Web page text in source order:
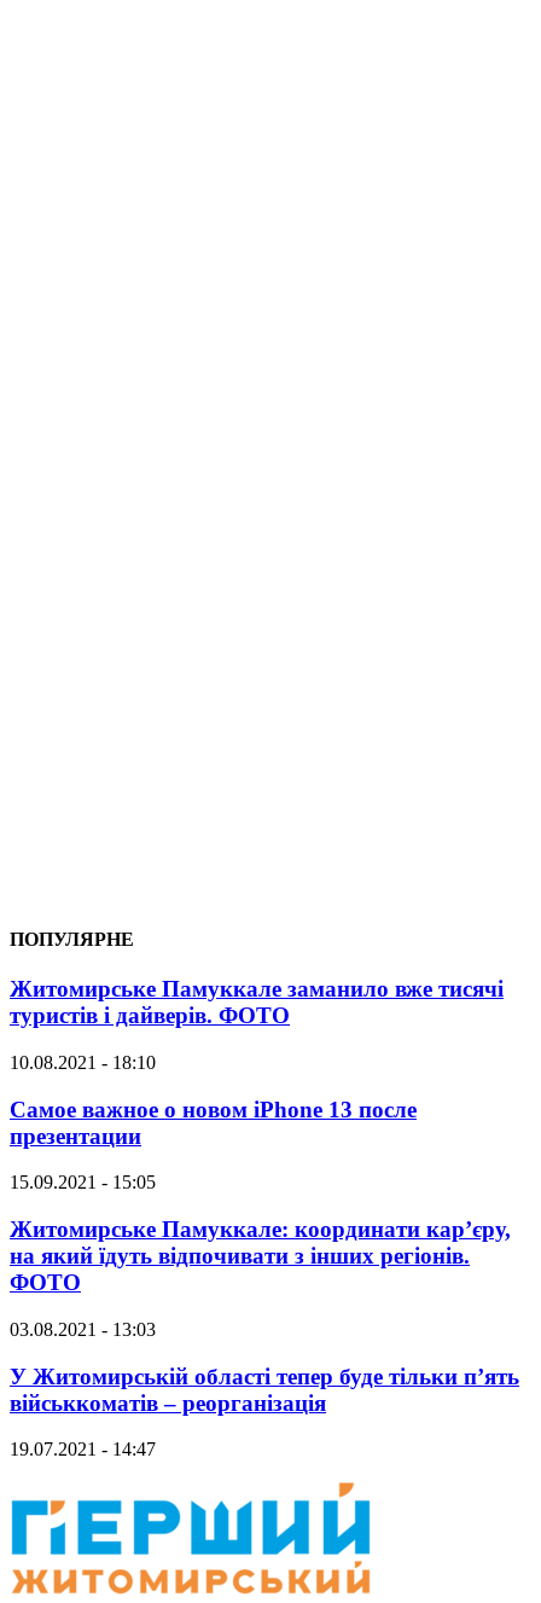
ПОПУЛЯРНЕ
Житомирське Памуккале заманило вже тисячі
туристів і дайверів. ФОТО
10.08.2021 - 18:10
Самое важное о новом iPhone 13 после
презентации
15.09.2021 - 15:05
Житомирське Памуккале: координати кар’єру,
на який їдуть відпочивати з інших регіонів.
ФОТО
03.08.2021 - 13:03
У Житомирській області тепер буде тільки п’ять
військкоматів – реорганізація
19.07.2021 - 14:47